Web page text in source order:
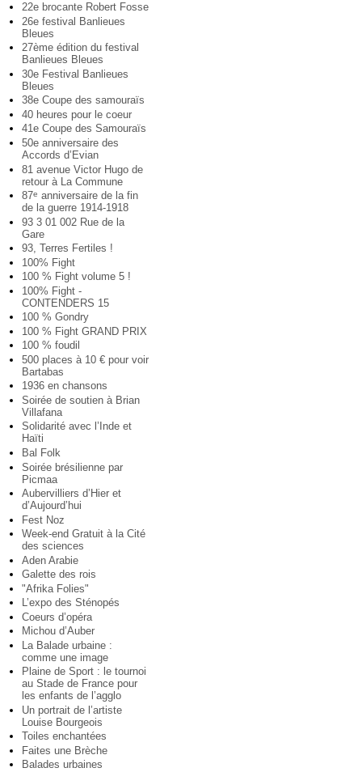
22e brocante Robert Fosse
26e festival Banlieues
Bleues
27ème édition du festival
Banlieues Bleues
30e Festival Banlieues
Bleues
38e Coupe des samouraïs
40 heures pour le coeur
41e Coupe des Samouraïs
50e anniversaire des
Accords d’Evian
81 avenue Victor Hugo de
retour à La Commune
87e anniversaire de la fin
de la guerre 1914-1918
93 3 01 002 Rue de la
Gare
93, Terres Fertiles !
100% Fight
100 % Fight volume 5 !
100% Fight -
CONTENDERS 15
100 % Gondry
100 % Fight GRAND PRIX
100 % foudil
500 places à 10 € pour voir
Bartabas
1936 en chansons
Soirée de soutien à Brian
Villafana
Solidarité avec l’Inde et
Haïti
Bal Folk
Soirée brésilienne par
Picmaa
Aubervilliers d’Hier et
d’Aujourd’hui
Fest Noz
Week-end Gratuit à la Cité
des sciences
Aden Arabie
Galette des rois
"Afrika Folies"
L’expo des Sténopés
Coeurs d’opéra
Michou d’Auber
La Balade urbaine :
comme une image
Plaine de Sport : le tournoi
au Stade de France pour
les enfants de l’agglo
Un portrait de l’artiste
Louise Bourgeois
Toiles enchantées
Faites une Brèche
Balades urbaines